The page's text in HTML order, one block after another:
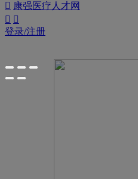
 康强医疗人才网
 
登录/注册